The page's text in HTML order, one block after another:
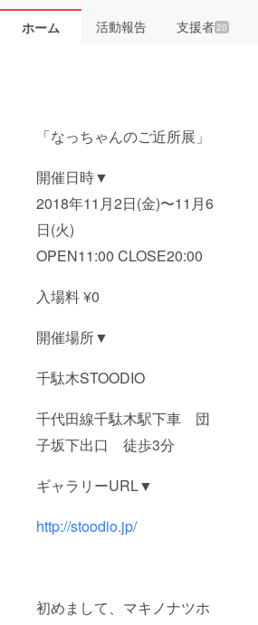
ホーム 活動報告 支援者 20
「なっちゃんのご近所展」
開催日時▼
2018年11月2日(金)〜11月6
日(火)
OPEN11:00 CLOSE20:00
入場料 ¥0
開催場所▼
千駄木STOODIO
千代田線千駄木駅下車 団
子坂下出口 徒歩3分
ギャラリーURL▼
http://stoodio.jp/
初めまして、マキノナツホ